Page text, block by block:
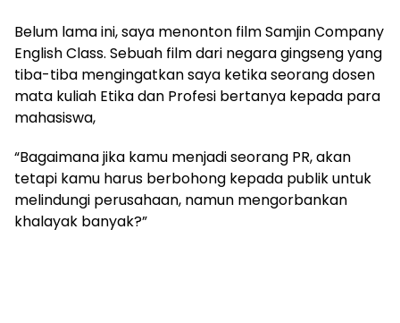
Belum lama ini, saya menonton film Samjin Company
English Class. Sebuah film dari negara gingseng yang
tiba-tiba mengingatkan saya ketika seorang dosen
mata kuliah Etika dan Profesi bertanya kepada para
mahasiswa,
“Bagaimana jika kamu menjadi seorang PR, akan
tetapi kamu harus berbohong kepada publik untuk
melindungi perusahaan, namun mengorbankan
khalayak banyak?”